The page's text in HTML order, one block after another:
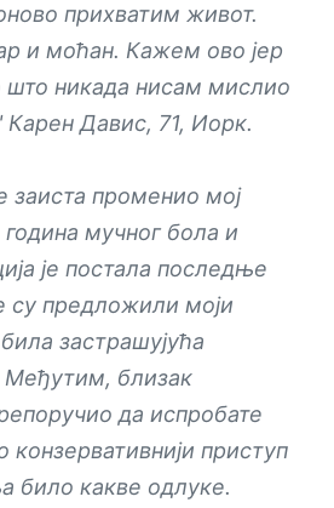
прихватим живот.
и моћан. Кажем ово јер
што никада нисам мислио
Карен Давис, 71, Иорк.
заиста променио мој
мучног бола и
је постала последње
су предложили моји
застрашујућа
Међутим, близак
да испробате
конзервативнији приступ
било какве одлуке.